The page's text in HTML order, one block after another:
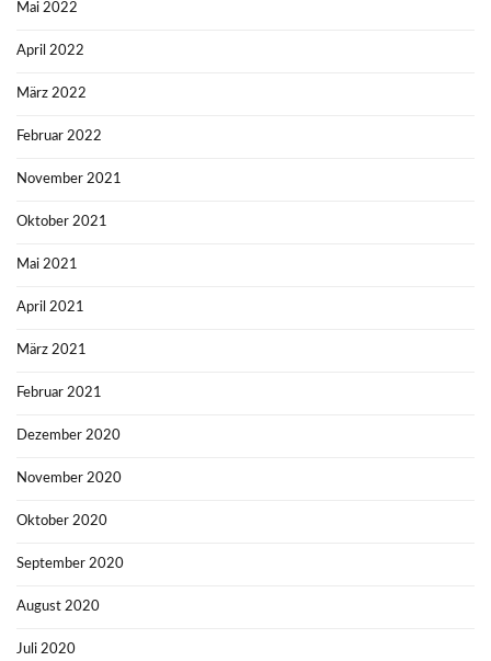
Mai 2022
April 2022
März 2022
Februar 2022
November 2021
Oktober 2021
Mai 2021
April 2021
März 2021
Februar 2021
Dezember 2020
November 2020
Oktober 2020
September 2020
August 2020
Juli 2020